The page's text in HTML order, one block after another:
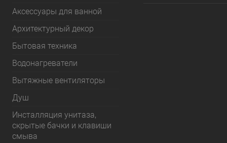
Аксессуары для ванной
Архитектурный декор
Бытовая техника
Водонагреватели
Вытяжные вентиляторы
Душ
Инсталляция унитаза,
скрытые бачки и клавиши
смыва